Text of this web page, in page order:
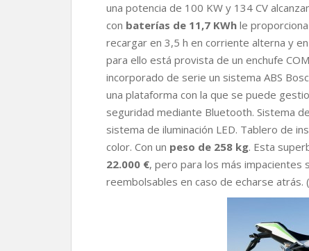
una potencia de 100 KW y 134 CV
con baterías de 11,7 KWh le
recargar en 3,5 h en corriente alterna y
para ello está provista de un enchufe
incorporado de serie un sistema ABS
una plataforma con la que se puede
seguridad mediante Bluetooth. Sistema
sistema de iluminación LED. Tablero de
color. Con un peso de 258 kg. Esta
22.000 €, pero para los más
reembolsables en caso de echarse atrás.